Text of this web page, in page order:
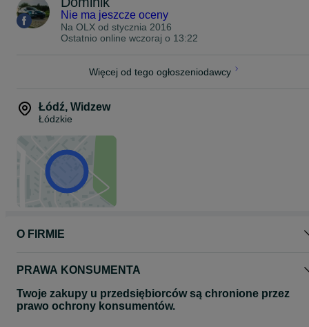
Nie ma jeszcze oceny
Na OLX od stycznia 2016
Ostatnio online wczoraj o 13:22
Więcej od tego ogłoszeniodawcy
Łódź, Widzew
Łódzkie
O FIRMIE
PRAWA KONSUMENTA
Twoje zakupy u przedsiębiorców są chronione przez
prawo ochrony konsumentów.